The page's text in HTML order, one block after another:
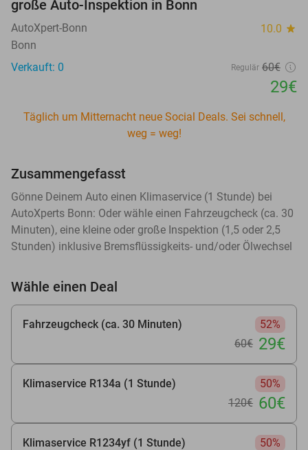
große Auto-Inspektion in Bonn
AutoXpert-Bonn 10.0 star
Bonn
Verkauft: 0
Regulär 60€
29€
Täglich um Mitternacht neue Social Deals. Sei schnell,
weg = weg!
Zusammengefasst
Gönne Deinem Auto einen Klimaservice (1 Stunde) bei
AutoXperts Bonn: Oder wähle einen Fahrzeugcheck (ca. 30
Minuten), eine kleine oder große Inspektion (1,5 oder 2,5
Stunden) inklusive Bremsflüssigkeits- und/oder Ölwechsel
Wähle einen Deal
Fahrzeugcheck (ca. 30 Minuten)
52%
60€ 29€
Klimaservice R134a (1 Stunde)
50%
120€ 60€
Klimaservice R1234yf (1 Stunde)
50%